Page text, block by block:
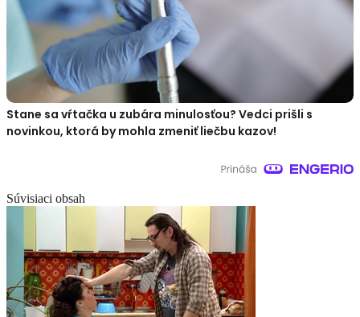
Stane sa vŕtačka u zubára minulosťou? Vedci prišli s
novinkou, ktorá by mohla zmeniť liečbu kazov!
Súvisiaci obsah